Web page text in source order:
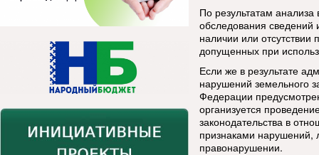
По результатам
обследования
наличии или отсутствии
допущенных при
Если же в результате
нарушений земельного
Федерации
организуется
законодательства в
признаками нарушений,
правонарушении.